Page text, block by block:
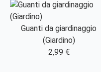
Guanti da giardinaggio
(Giardino)
2,99 €